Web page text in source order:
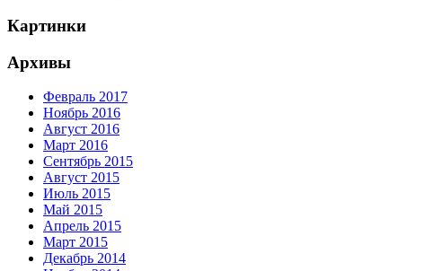
Картинки
Архивы
Февраль 2017
Ноябрь 2016
Август 2016
Март 2016
Сентябрь 2015
Август 2015
Июль 2015
Май 2015
Апрель 2015
Март 2015
Декабрь 2014